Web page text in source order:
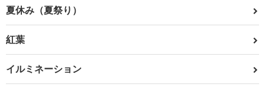
夏休み（夏祭り）
紅葉
イルミネーション